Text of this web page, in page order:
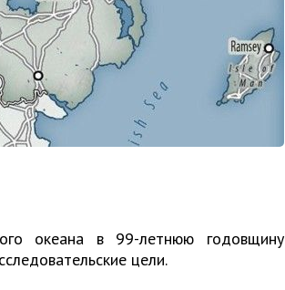
океана в 99-летнюю годовщину
цели.